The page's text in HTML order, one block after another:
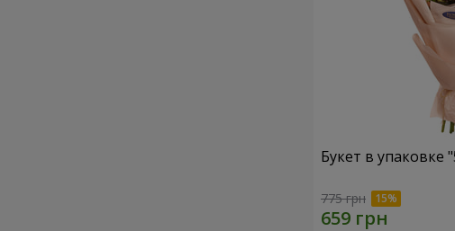
Букет в упаковке
775 грн